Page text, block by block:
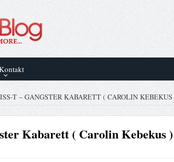
T – GANGSTER KABARETT ( CAROLIN KEBEKUS )
Kabarett ( Carolin Kebekus )